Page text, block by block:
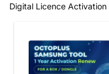
Digital Licence Activation